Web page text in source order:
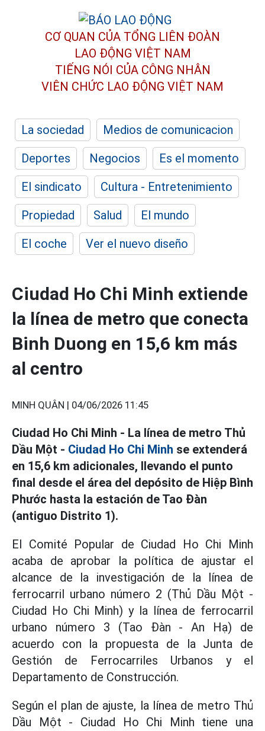
CƠ QUAN CỦA TỔNG LIÊN ĐOÀN
LAO ĐỘNG VIỆT NAM
TIẾNG NÓI CỦA CÔNG NHÂN
VIÊN CHỨC LAO ĐỘNG VIỆT NAM
La sociedad
Medios de comunicacion
Deportes
Negocios
Es el momento
El sindicato
Cultura - Entretenimiento
Propiedad
Salud
El mundo
El coche
Ver el nuevo diseño
Ciudad Ho Chi Minh extiende
la línea de metro que conecta
Binh Duong en 15,6 km más
al centro
MINH QUÂN | 04/06/2026 11:45
Ciudad Ho Chi Minh - La línea de metro Thủ
Dầu Một - Ciudad Ho Chi Minh se extenderá
en 15,6 km adicionales, llevando el punto
final desde el área del depósito de Hiệp Bình
Phước hasta la estación de Tao Đàn
(antiguo Distrito 1).
El Comité Popular de Ciudad Ho Chi Minh
acaba de aprobar la política de ajustar el
alcance de la investigación de la línea de
ferrocarril urbano número 2 (Thủ Dầu Một -
Ciudad Ho Chi Minh) y la línea de ferrocarril
urbano número 3 (Tao Đàn - An Hạ) de
acuerdo con la propuesta de la Junta de
Gestión de Ferrocarriles Urbanos y el
Departamento de Construcción.
Según el plan de ajuste, la línea de metro Thủ
Dầu Một - Ciudad Ho Chi Minh tiene una